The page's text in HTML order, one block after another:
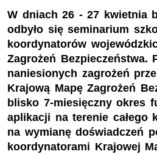
W dniach 26 - 27 kwietnia
odbyło się seminarium
koordynatorów
Zagrożeń Bezpieczeństwa.
naniesionych zagrożeń
Krajową Mapę Zagrożeń
blisko 7-miesięczny okres
aplikacji na terenie całego
na wymianę doświadczeń
koordynatorami Krajowej